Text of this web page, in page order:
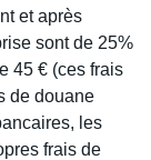
et après
sont de 25%
45 € (ces frais
de douane
les
frais de